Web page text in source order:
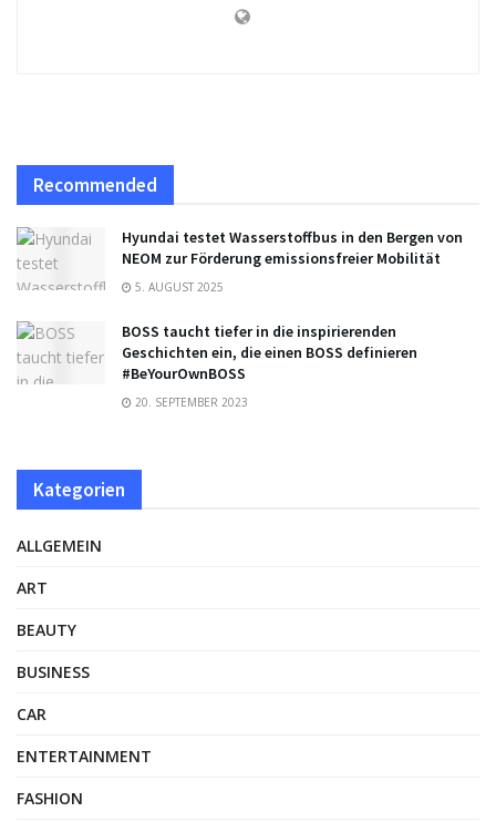
Recommended
Hyundai testet Wasserstoffbus in den Bergen von
NEOM zur Förderung emissionsfreier Mobilität
5. AUGUST 2025
BOSS taucht tiefer in die inspirierenden
Geschichten ein, die einen BOSS definieren
#BeYourOwnBOSS
20. SEPTEMBER 2023
Kategorien
ALLGEMEIN
ART
BEAUTY
BUSINESS
CAR
ENTERTAINMENT
FASHION